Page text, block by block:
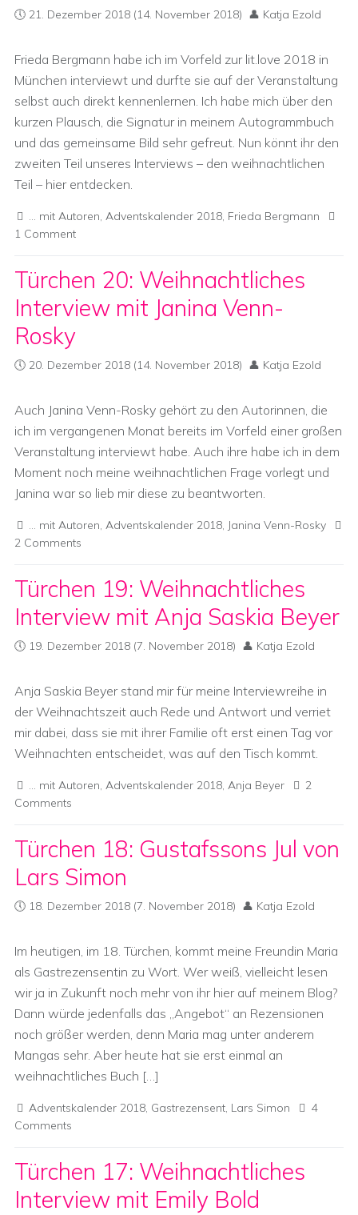
21. Dezember 2018 (14. November 2018) Katja Ezold
Frieda Bergmann habe ich im Vorfeld zur lit.love 2018 in
München interviewt und durfte sie auf der Veranstaltung
selbst auch direkt kennenlernen. Ich habe mich über den
kurzen Plausch, die Signatur in meinem Autogrammbuch
und das gemeinsame Bild sehr gefreut. Nun könnt ihr den
zweiten Teil unseres Interviews – den weihnachtlichen
Teil – hier entdecken.
... mit Autoren, Adventskalender 2018, Frieda Bergmann
1 Comment
Türchen 20: Weihnachtliches
Interview mit Janina Venn-
Rosky
20. Dezember 2018 (14. November 2018) Katja Ezold
Auch Janina Venn-Rosky gehört zu den Autorinnen, die
ich im vergangenen Monat bereits im Vorfeld einer großen
Veranstaltung interviewt habe. Auch ihre habe ich in dem
Moment noch meine weihnachtlichen Frage vorlegt und
Janina war so lieb mir diese zu beantworten.
... mit Autoren, Adventskalender 2018, Janina Venn-Rosky
2 Comments
Türchen 19: Weihnachtliches
Interview mit Anja Saskia Beyer
19. Dezember 2018 (7. November 2018) Katja Ezold
Anja Saskia Beyer stand mir für meine Interviewreihe in
der Weihnachtszeit auch Rede und Antwort und verriet
mir dabei, dass sie mit ihrer Familie oft erst einen Tag vor
Weihnachten entscheidet, was auf den Tisch kommt.
... mit Autoren, Adventskalender 2018, Anja Beyer
2
Comments
Türchen 18: Gustafssons Jul von
Lars Simon
18. Dezember 2018 (7. November 2018) Katja Ezold
Im heutigen, im 18. Türchen, kommt meine Freundin Maria
als Gastrezensentin zu Wort. Wer weiß, vielleicht lesen
wir ja in Zukunft noch mehr von ihr hier auf meinem Blog?
Dann würde jedenfalls das „Angebot“ an Rezensionen
noch größer werden, denn Maria mag unter anderem
Mangas sehr. Aber heute hat sie erst einmal an
weihnachtliches Buch […]
Adventskalender 2018, Gastrezensent, Lars Simon
4
Comments
Türchen 17: Weihnachtliches
Interview mit Emily Bold